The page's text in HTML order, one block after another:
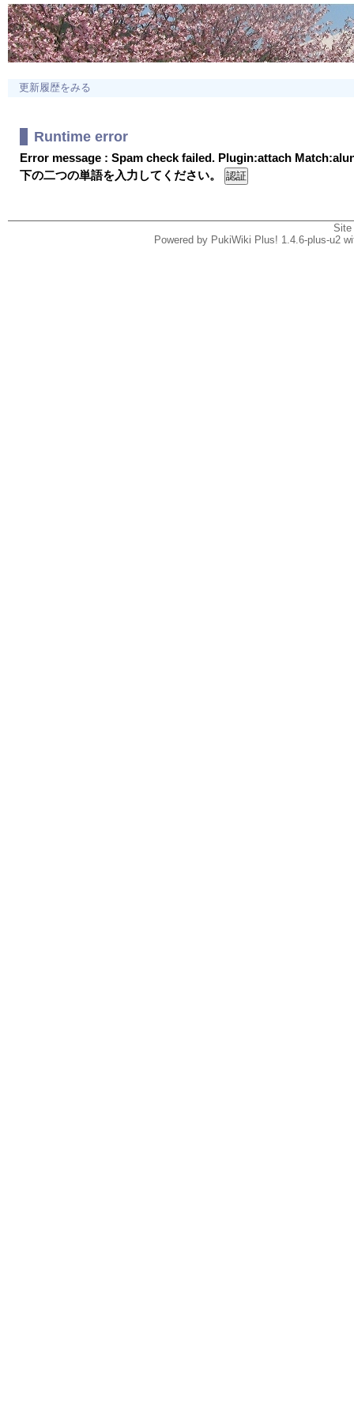
更新履歴をみる
Runtime error
Error message : Spam check failed. Plugin:attach
下の二つの単語を入力してください。
Powered by PukiWiki Plus! 1.4.6-plus-u2